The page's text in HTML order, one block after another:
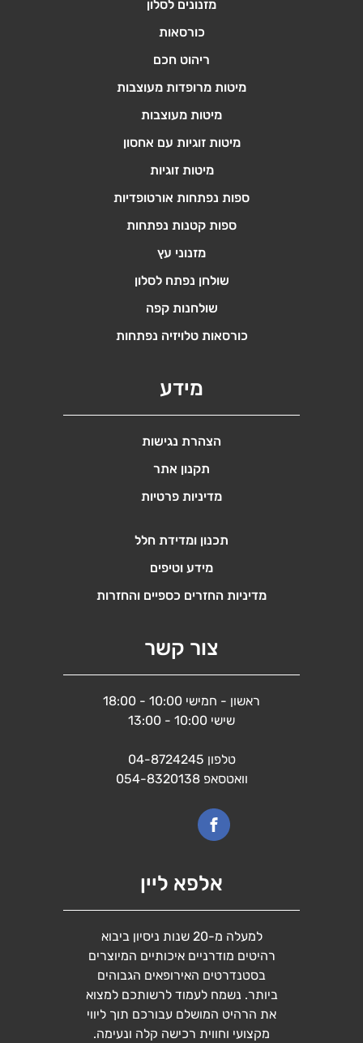
אלפא ליין
למעלה מ-20 שנות ניסיון ביבוא
רהיטים מודרניים איכותיים המיוצרים
בסטנדרטים האירופאים הגבוהים
ביותר. נשמח לעמוד לרשותכם למצוא
את הרהיט המושלם עבורכם תוך ליווי
מקצועי וחווית רכישה קלה ונעימה.
צור קשר
ראשון - חמישי 10:00 - 18:00
שישי 10:00 - 13:00
טלפון 04-8724245
וואטסאפ054-8320138
מידע
הצהרת נגישות
תקנון אתר
מדיניות פרטיות
תכנון ומדידת חלל
מידע וטיפים
מדיניות החזרים כספיים והחזרות
מזנונים לסלון
כורסאות
ריהוט חכם
מיטות מרופדות מעוצבות
מיטות מעוצבות
מיטות זוגיות עם אחסון
מיטות זוגיות
ספות נפתחות אורטופדיות
ספות קטנות נפתחות
מזנוני עץ
שולחן נפתח לסלון
שולחנות קפה
כורסאות טלויזיה נפתחות